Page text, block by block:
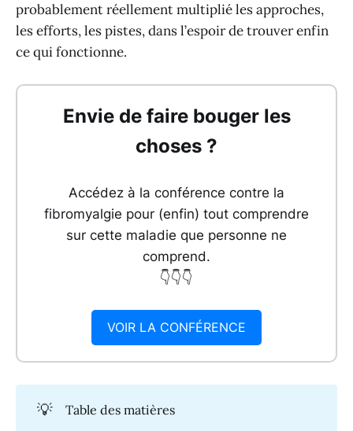
probablement réellement multiplié les approches,
les efforts, les pistes, dans l’espoir de trouver enfin
ce qui fonctionne.
Envie de faire bouger les
choses ?
Accédez à la conférence contre la
fibromyalgie pour (enfin) tout comprendre
sur cette maladie que personne ne
comprend.
👇👇👇
VOIR LA CONFÉRENCE
💡 Table des matières